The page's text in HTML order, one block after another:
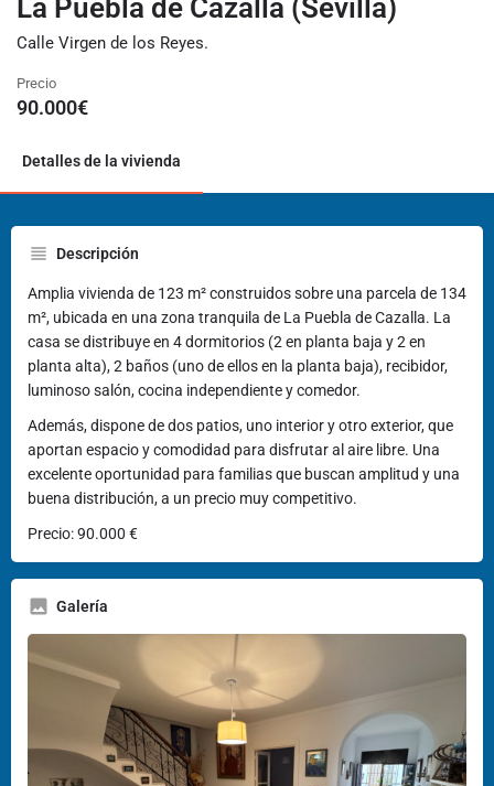
La Puebla de Cazalla (Sevilla)
Calle Virgen de los Reyes.
Precio
90.000€
Detalles de la vivienda
Descripción
Amplia vivienda de 123 m² construidos sobre una parcela de 134
m², ubicada en una zona tranquila de La Puebla de Cazalla. La
casa se distribuye en 4 dormitorios (2 en planta baja y 2 en
planta alta), 2 baños (uno de ellos en la planta baja), recibidor,
luminoso salón, cocina independiente y comedor.
Además, dispone de dos patios, uno interior y otro exterior, que
aportan espacio y comodidad para disfrutar al aire libre. Una
excelente oportunidad para familias que buscan amplitud y una
buena distribución, a un precio muy competitivo.
Precio: 90.000 €
Galería